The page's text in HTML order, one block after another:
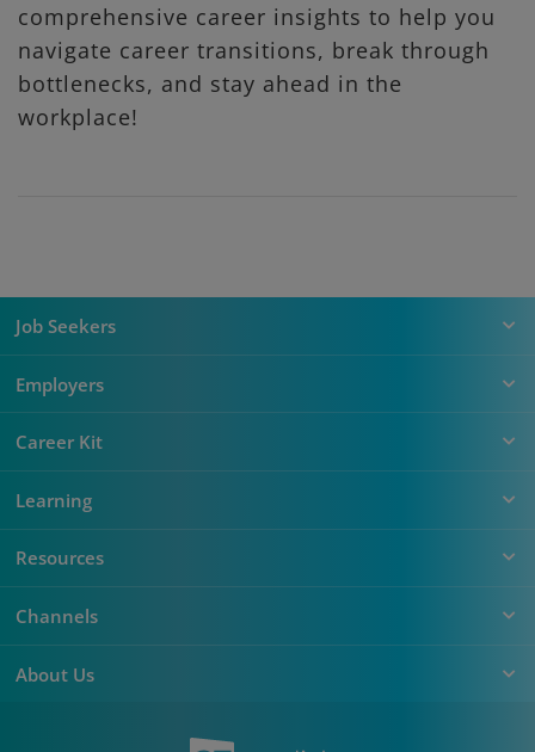
comprehensive career insights to help you
navigate career transitions, break through
bottlenecks, and stay ahead in the
workplace!
Job Seekers
Employers
Career Kit
Learning
Resources
Channels
About Us